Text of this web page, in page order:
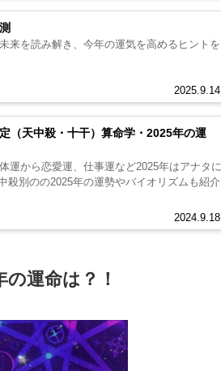
2025.9.14
来を読み解き、今年の運気を高めるヒントを
（天中殺・十干）算命学・2025年の運
2024.9.18
運から恋愛運、仕事運など2025年はアナタに
殺別のの2025年の運勢やバイオリズムも紹介
運命は？！